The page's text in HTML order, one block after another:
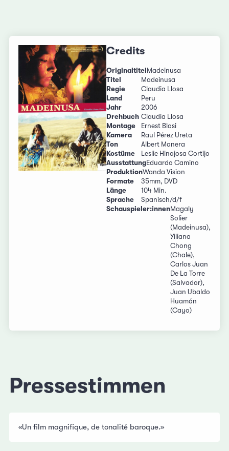
Credits
Originaltitel Madeinusa
Titel
Madeinusa
Regie
Claudia Llosa
Land
Peru
Jahr
2006
Drehbuch Claudia Llosa
Montage
Ernest Blasi
Kamera
Raul Pérez Ureta
Ton
Albert Manera
Kostüme
Leslie Hinojosa Cortijo
AusstattungEduardo Camino
ProduktionWanda Vision
Formate
35mm, DVD
Länge
104 Min.
Sprache
Spanisch/d/f
Schauspieler:innenMagaly
Solier
(Madeinusa),
Yiliana
Chong
(Chale),
Carlos Juan
De La Torre
(Salvador),
Juan Ubaldo
Huamán
(Cayo)
Pressestimmen
«Un film magnifique, de tonalité baroque.»